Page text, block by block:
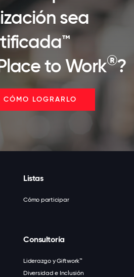
sea
to Work®?
CÓMO LOGRARLO
Listas
Cómo participar
Consultoría
Liderazgo y Giftwork™
Diversidad e Inclusión